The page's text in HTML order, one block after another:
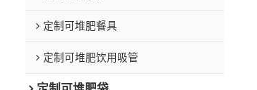
定制可堆肥餐具
定制可堆肥饮用吸管